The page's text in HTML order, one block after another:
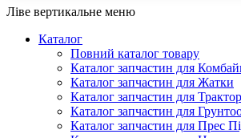
вигідній ціні з доставкою в Київ,
Зараз на ринку великий вибір
Комбайн Claas, на перший погляд,
по вигідній ціні складно. На нашому
каталозі представлені запчастини Claas
найнижчих цін на ринку.
Ліве вертикальне меню
Каталог
Повний каталог товару
Каталог запчастин для
Каталог запчастин для Жатки
Каталог запчастин для
Каталог запчастин для
Каталог запчастин для Прес